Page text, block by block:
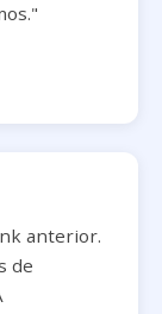
anterior.
de